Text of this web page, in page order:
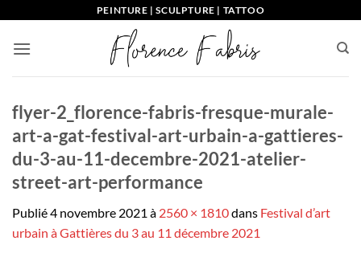
contenu
PEINTURE | SCULPTURE | TATTOO
flyer-2_florence-fabris-fresque-murale-
art-a-gat-festival-art-urbain-a-gattieres-
du-3-au-11-decembre-2021-atelier-
street-art-performance
Publié4 novembre 2021 à 2560 × 1810dans Festival d’art
urbain à Gattières du 3 au 11 décembre 2021